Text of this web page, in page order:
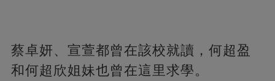
蔡卓妍、宣萱都曾在該校就讀，何超盈
和何超欣姐妹也曾在這里求學。